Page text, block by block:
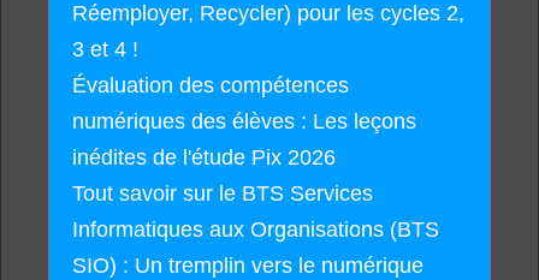
Réemployer, Recycler) pour les cycles 2,
3 et 4 !
Évaluation des compétences
numériques des élèves : Les leçons
inédites de l'étude Pix 2026
Tout savoir sur le BTS Services
Informatiques aux Organisations (BTS
SIO) : Un tremplin vers le numérique